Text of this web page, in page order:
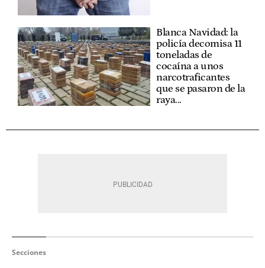
Blanca Navidad: la
policía decomisa 11
toneladas de
cocaína a unos
narcotraficantes
que se pasaron de la
raya...
Secciones